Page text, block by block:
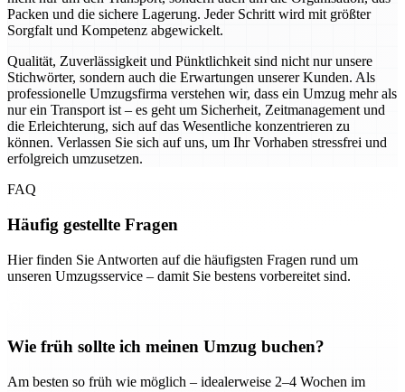
Packen und die sichere Lagerung. Jeder Schritt wird mit größter
Sorgfalt und Kompetenz abgewickelt.
Qualität, Zuverlässigkeit und Pünktlichkeit sind nicht nur unsere
Stichwörter, sondern auch die Erwartungen unserer Kunden. Als
professionelle Umzugsfirma verstehen wir, dass ein Umzug mehr als
nur ein Transport ist – es geht um Sicherheit, Zeitmanagement und
die Erleichterung, sich auf das Wesentliche konzentrieren zu
können. Verlassen Sie sich auf uns, um Ihr Vorhaben stressfrei und
erfolgreich umzusetzen.
FAQ
Häufig gestellte Fragen
Hier finden Sie Antworten auf die häufigsten Fragen rund um
unseren Umzugsservice – damit Sie bestens vorbereitet sind.
Wie früh sollte ich meinen Umzug buchen?
Am besten so früh wie möglich – idealerweise 2–4 Wochen im